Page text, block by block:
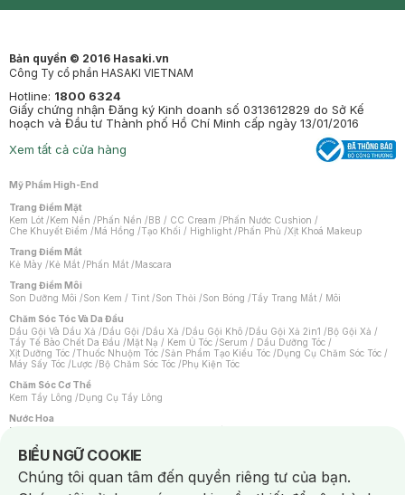
Bản quyền © 2016 Hasaki.vn
Công Ty cổ phần HASAKI VIETNAM
Hotline: 1800 6324
Giấy chứng nhận Đăng ký Kinh doanh số 0313612829 do Sở Kế
hoạch và Đầu tư Thành phố Hồ Chí Minh cấp ngày 13/01/2016
Xem tất cả cửa hàng
Mỹ Phẩm High-End
Trang Điểm Mặt
Kem Lót /Kem Nền /Phấn Nền /BB / CC Cream /Phấn Nước Cushion /
Che Khuyết Điểm /Má Hồng /Tạo Khối / Highlight /Phấn Phủ /Xịt Khoá Makeup
Trang Điểm Mắt
Kẻ Mày /Kẻ Mắt /Phấn Mắt /Mascara
Trang Điểm Môi
Son Dưỡng Môi /Son Kem / Tint /Son Thỏi /Son Bóng /Tẩy Trang Mắt / Môi
Chăm Sóc Tóc Và Da Đầu
Dầu Gội Và Dầu Xả /Dầu Gội /Dầu Xả /Dầu Gội Khô /Dầu Gội Xả 2in1 /Bộ Gội Xả /
Tẩy Tế Bào Chết Da Đầu /Mặt Nạ / Kem Ủ Tóc /Serum / Dầu Dưỡng Tóc /
Xịt Dưỡng Tóc /Thuốc Nhuộm Tóc /Sản Phẩm Tạo Kiểu Tóc /Dụng Cụ Chăm Sóc Tóc /
Máy Sấy Tóc /Lược /Bộ Chăm Sóc Tóc /Phụ Kiện Tóc
Chăm Sóc Cơ Thể
Kem Tẩy Lông /Dụng Cụ Tẩy Lông
Nước Hoa
Nước Hoa Nữ
Chăm Sóc Cá Nhân
Chống Muỗi /Khẩu Trang /Máy Massage/Mặt Nạ Xông Hơi /Nước Rửa Tay/
Sản Phẩm Chăm Sóc Khác /Bàn Chải Đánh Răng /Bàn Chải Điện/
BIỂU NGỮ COOKIE
Notice about cookies usage
Chúng tôi quan tâm đến quyền riêng tư của bạn.